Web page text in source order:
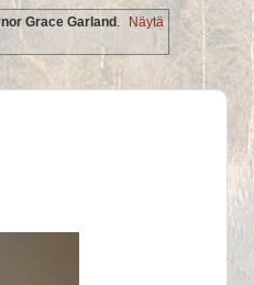
Grace Garland .
Näytä